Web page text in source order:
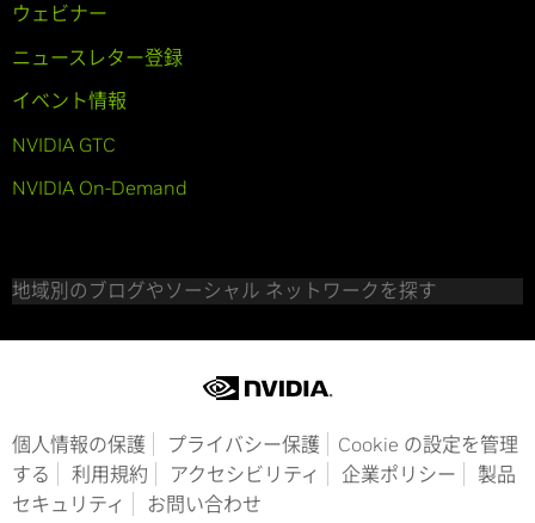
ウェビナー
ニュースレター登録
イベント情報
NVIDIA GTC
NVIDIA On-Demand
地域別のブログやソーシャル ネットワークを探す
個人情報の保護 プライバシー保護
Cookie の設定を管理
する
利用規約 アクセシビリティ 企業ポリシー
製品
セキュリティ
お問い合わせ